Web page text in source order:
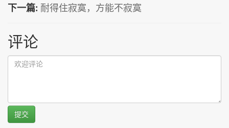
下一篇: 耐得住寂寞，方能不寂寞
评论
提交